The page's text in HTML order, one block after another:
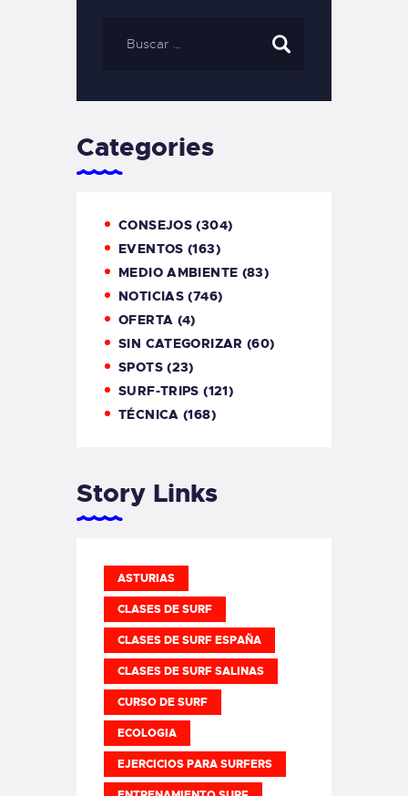
Categories
CONSEJOS (304)
EVENTOS (163)
MEDIO AMBIENTE (83)
NOTICIAS (746)
OFERTA (4)
SIN CATEGORIZAR (60)
SPOTS(23)
SURF-TRIPS (121)
TÉCNICA (168)
Story Links
ASTURIAS
CLASES DE SURF
CLASES DE SURF ESPAÑA
CLASES DE SURF SALINAS
CURSO DE SURF
ECOLOGIA
EJERCICIOS PARA SURFERS